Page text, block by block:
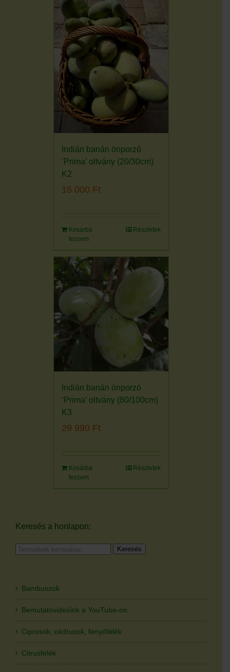
Indián banán önporzó
‘Prima’ oltvány (20/30cm)
K2
15 000 Ft
Kosárba
teszem
Részletek
Indián banán önporzó
‘Prima’ oltvány (80/100cm)
K3
29 990 Ft
Kosárba
teszem
Részletek
Keresés a honlapon:
Keresés
Bambuszok
Bemutatóvideóink a YouTube-on
Ciprusok, cédrusok, fenyőfélék
Citrusfélék